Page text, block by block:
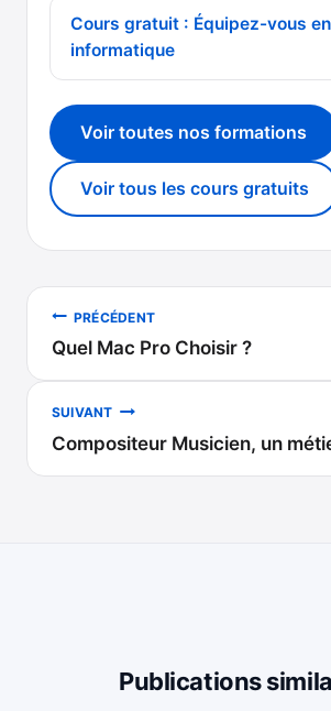
Cours gratuit : Équipez-vous en
informatique
Voir toutes nos formations
Voir tous les cours gratuits
Navigation
de
l’article
PRÉCÉDENT
Quel Mac Pro Choisir ?
SUIVANT
Compositeur Musicien, un
Publications